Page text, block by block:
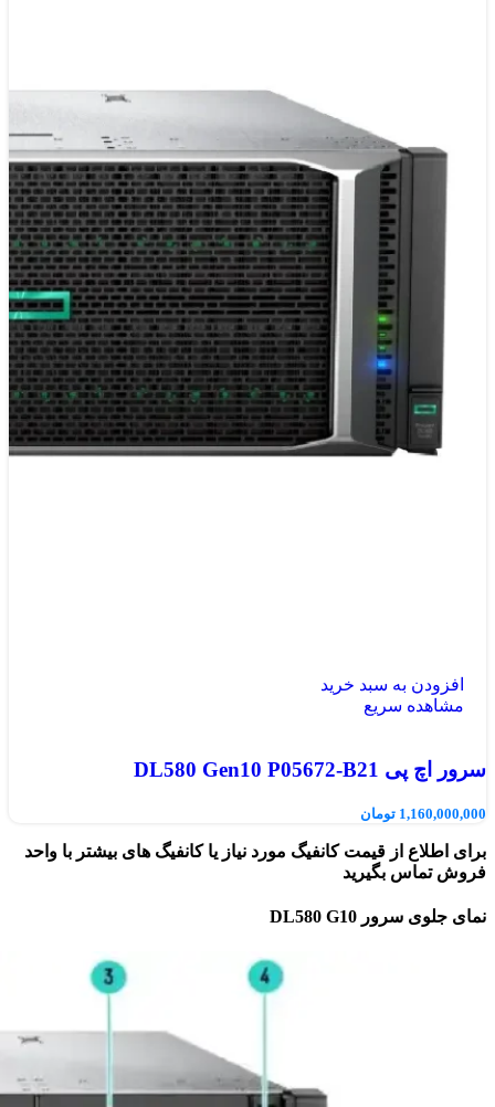
افزودن به سبد خرید
مشاهده سریع
سرور اچ پی DL580 Gen10 P05672-B21
1,160,000,000 تومان
برای اطلاع از قیمت کانفیگ مورد نیاز یا کانفیگ های بیشتر با واحد
فروش تماس بگیرید
نمای جلوی سرور DL580 G10